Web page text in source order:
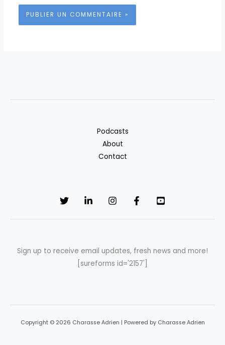
Podcasts
About
Contact
Sign up to receive email updates, fresh news and more!
[sureforms id='2157']
Copyright © 2026 Charasse Adrien | Powered by Charasse Adrien